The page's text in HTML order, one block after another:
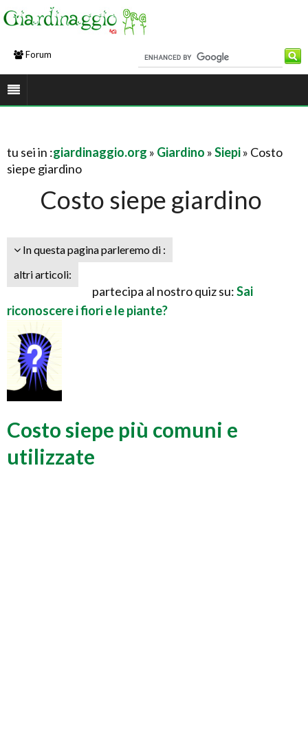
Forum
tu sei in :giardinaggio.org » Giardino »Siepi» Costo
siepe giardino
Costo siepe giardino
In questa pagina parleremo di :
altri articoli:
partecipa al nostro quiz su:Sai
riconoscere i fiori e le piante?
Costo siepe più comuni e
utilizzate